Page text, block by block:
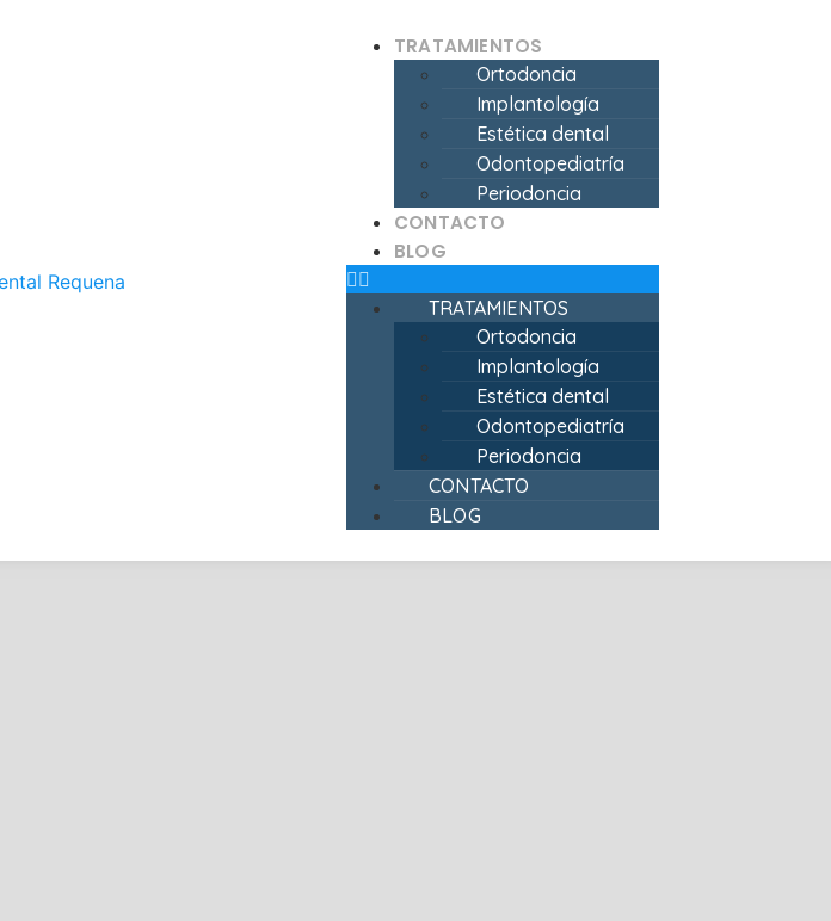
TRATAMIENTOS
Ortodoncia
Implantología
Estética dental
Odontopediatría
Periodoncia
CONTACTO
BLOG
TRATAMIENTOS
Ortodoncia
Implantología
Estética dental
Odontopediatría
Periodoncia
CONTACTO
BLOG